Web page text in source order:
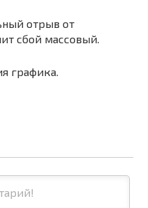
отрыв от
сбой массовый.
графика.